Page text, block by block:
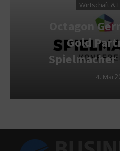
Wirtschaft &
Octagon
Gold
Spielmacher
4. Mai 2018